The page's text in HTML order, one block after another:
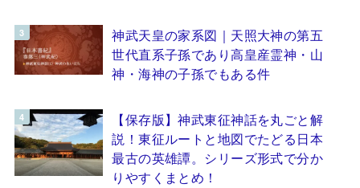
神武天皇の家系図｜天照大神の第五
世代直系子孫であり高皇産霊神・山
神・海神の子孫でもある件
【保存版】神武東征神話を丸ごと解
説！東征ルートと地図でたどる日本
最古の英雄譚。シリーズ形式で分か
りやすくまとめ！